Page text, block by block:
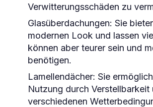
Verwitterungsschäden zu
Glasüberdachungen: Sie
modernen Look und lassen
können aber teurer sein und
benötigen.
Lamellendächer: Sie
Nutzung durch Verstellbarkeit
verschiedenen